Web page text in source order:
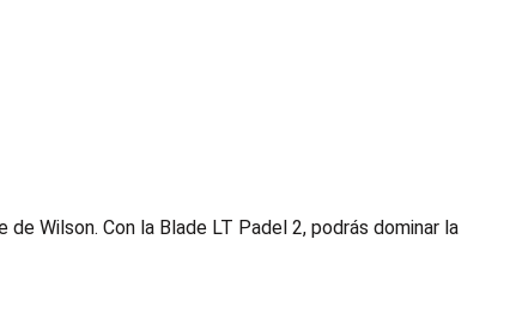
Wilson. Con la Blade LT Padel 2, podrás dominar la